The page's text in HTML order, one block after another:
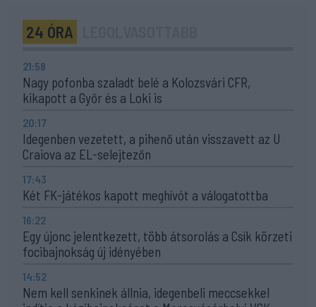
24 ÓRA
21:58
Nagy pofonba szaladt belé a Kolozsvári CFR,
kikapott a Győr és a Loki is
20:17
Idegenben vezetett, a pihenő után visszavett az U
Craiova az EL-selejtezőn
17:43
Két FK-játékos kapott meghívót a válogatottba
16:22
Egy újonc jelentkezett, több átsorolás a Csík körzeti
focibajnokság új idényében
14:52
Nem kell senkinek állnia, idegenbeli meccsekkel